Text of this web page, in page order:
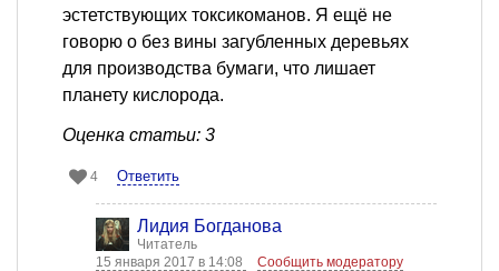
эстетствующих токсикоманов. Я ещё не
говорю о без вины загубленных деревьях
для производства бумаги, что лишает
планету кислорода.
Оценка статьи: 3
4 Ответить
Лидия Богданова
Читатель
15 января 2017 в 14:08
Сообщить модератору